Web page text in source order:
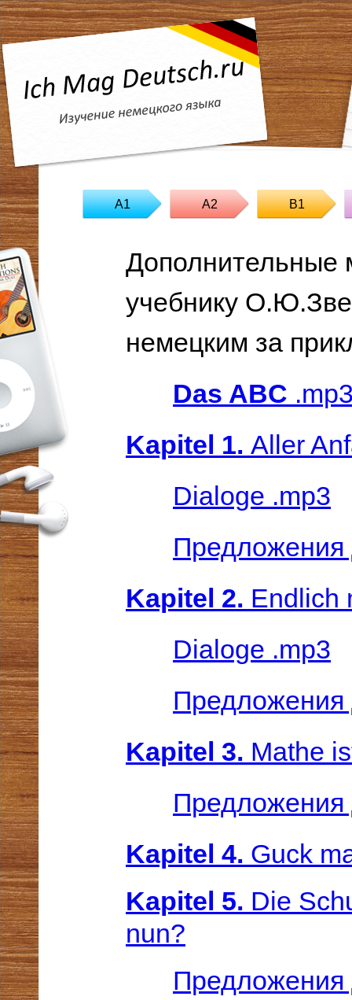
A1 A2 B1
Дополнительные
учебнику
немецким за
Das ABC
Kapitel 1. Aller
Dialoge .mp3
Предложения
Kapitel 2. Endlich
Dialoge .mp3
Предложения
Kapitel 3. Mathe
Предложения
Kapitel 4. Guck
Kapitel 5. Die
nun?
Предложения